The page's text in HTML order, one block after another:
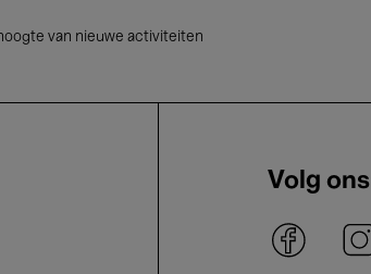
van nieuwe activiteiten
Volg ons